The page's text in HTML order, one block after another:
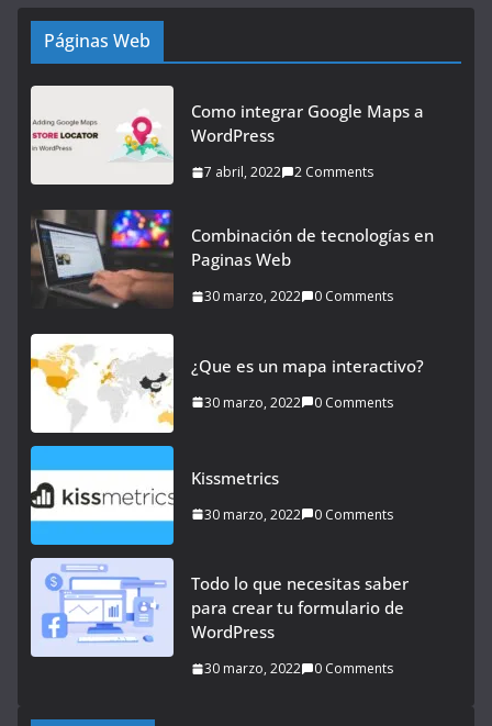
Páginas Web
Como integrar Google Maps a
WordPress
7 abril, 2022 2 Comments
Combinación de tecnologías en
Paginas Web
30 marzo, 2022 0 Comments
¿Que es un mapa interactivo?
30 marzo, 2022 0 Comments
Kissmetrics
30 marzo, 2022 0 Comments
Todo lo que necesitas saber
para crear tu formulario de
WordPress
30 marzo, 2022 0 Comments